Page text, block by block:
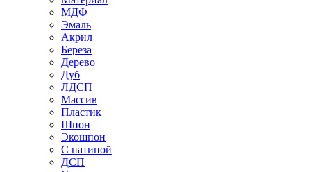
МДФ
Эмаль
Акрил
Береза
Дерево
Дуб
ЛДСП
Массив
Пластик
Шпон
Экошпон
С патиной
ДСП